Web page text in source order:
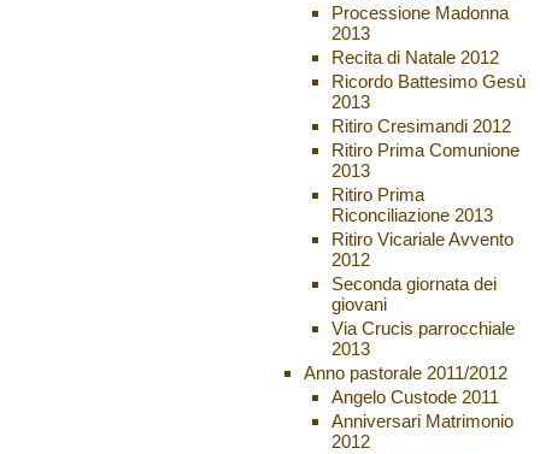
Processione Madonna
2013
Recita di Natale 2012
Ricordo Battesimo Gesù
2013
Ritiro Cresimandi 2012
Ritiro Prima Comunione
2013
Ritiro Prima
Riconciliazione 2013
Ritiro Vicariale Avvento
2012
Seconda giornata dei
giovani
Via Crucis parrocchiale
2013
Anno pastorale 2011/2012
Angelo Custode 2011
Anniversari Matrimonio
2012